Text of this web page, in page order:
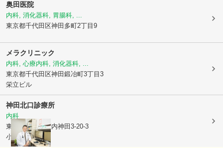
奥田医院
内科, 消化器科, 胃腸科, ...
東京都千代田区神田多町2丁目9
メラクリニック
内科, 心療内科, 消化器科, ...
東京都千代田区神田鍛冶町3丁目3
栄立ビル
神田北口診療所
内科
東京都千代田区内神田3-20-3
小鍛冶ビル4F